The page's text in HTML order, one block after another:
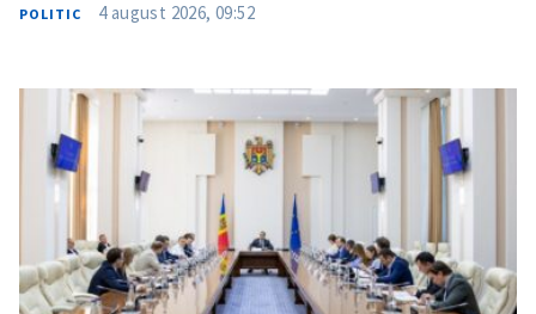
POLITIC 4 august 2026, 09:52